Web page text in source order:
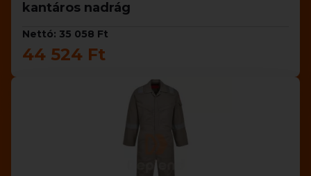
kantáros nadrág
Nettó: 35 058 Ft
44 524 Ft